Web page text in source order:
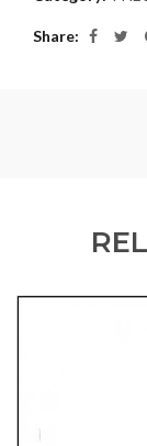
Share